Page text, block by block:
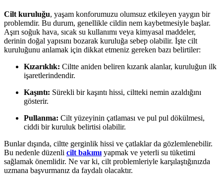
Cilt kuruluğu, yaşam konforumuzu olumsuz etkileyen yaygın bir
problemdir. Bu durum, genellikle cildin nem kaybetmesiyle başlar.
Aşırı soğuk hava, sıcak su kullanımı veya kimyasal maddeler,
derinin doğal yapısını bozarak kuruluğa sebep olabilir. İşte cilt
kuruluğunu anlamak için dikkat etmeniz gereken bazı belirtiler:
Kızarıklık: Ciltte aniden beliren kızarık alanlar, kuruluğun ilk
işaretlerindendir.
Kaşıntı: Sürekli bir kaşıntı hissi, ciltteki nemin azaldığını
gösterir.
Pullanma: Cilt yüzeyinin çatlaması ve pul pul dökülmesi,
ciddi bir kuruluk belirtisi olabilir.
Bunlar dışında, ciltte gerginlik hissi ve çatlaklar da gözlemlenebilir.
Bu nedenle düzenli cilt bakımı yapmak ve yeterli su tüketimi
sağlamak önemlidir. Ne var ki, cilt problemleriyle karşılaştığınızda
uzmana başvurmanız da faydalı olacaktır.